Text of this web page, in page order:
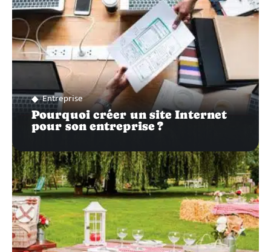
Entreprise
Pourquoi créer un site Internet
pour son entreprise ?